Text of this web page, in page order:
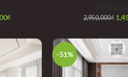
₫ 2,950,000₫
-51%